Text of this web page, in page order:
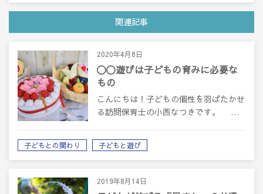
関連記事
2020年4月8日
〇〇遊びは子どもの育みに必要な
もの
こんにちは！子どもの個性を羽ばたかせ
る訪問保育士の小西なつきです。 …
子どもとの関わり 子どもと遊び
2019年8月14日